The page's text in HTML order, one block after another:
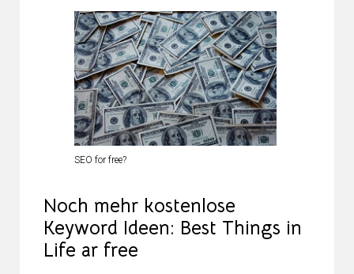
SEO for free?
Noch mehr kostenlose
Keyword Ideen: Best Things in
Life ar free